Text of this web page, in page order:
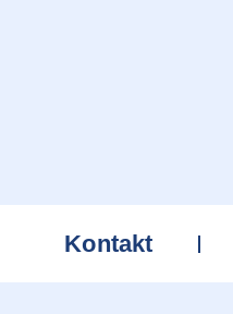
Kontakt